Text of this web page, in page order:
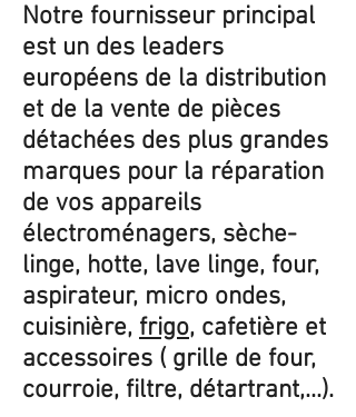
Notre fournisseur principal
est un des leaders
européens de la distribution
et de la vente de pièces
détachées des plus grandes
marques pour la réparation
de vos appareils
électroménagers, sèche-
linge, hotte, lave linge, four,
aspirateur, micro ondes,
cuisinière, frigo, cafetière et
accessoires ( grille de four,
courroie, filtre, détartrant,...).